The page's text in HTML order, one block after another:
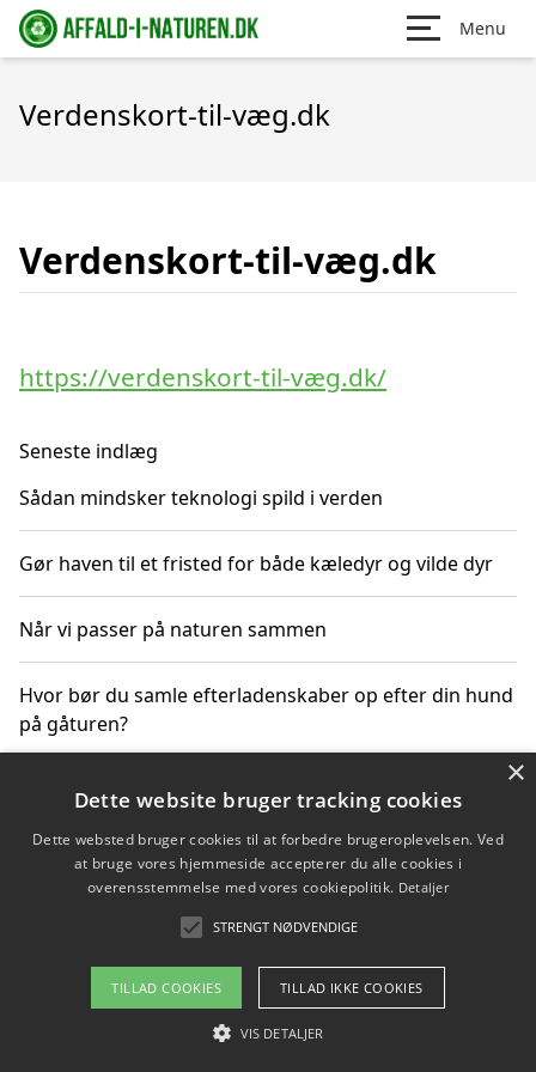
Menu
Verdenskort-til-væg.dk
Verdenskort-til-væg.dk
https://verdenskort-til-væg.dk/
Seneste indlæg
Sådan mindsker teknologi spild i verden
Gør haven til et fristed for både kæledyr og vilde dyr
Når vi passer på naturen sammen
Hvor bør du samle efterladenskaber op efter din hund
på gåturen?
Sådan rydder du effektivt op efter et stort event
Copyright 2026 - Pilanto Aps
Om / kontakt
Blog Betingelser
×
Dette website bruger tracking cookies
Dette websted bruger cookies til at forbedre brugeroplevelsen. Ved
at bruge vores hjemmeside accepterer du alle cookies i
overensstemmelse med vores cookiepolitik. Detaljer
STRENGT NØDVENDIGE
TILLAD COOKIES TILLAD IKKE COOKIES
VIS DETALJER